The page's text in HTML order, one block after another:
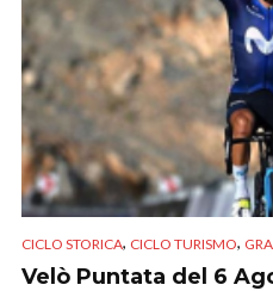
CICLO STORICA, CICLO TURISMO,
Velò Puntata del 6